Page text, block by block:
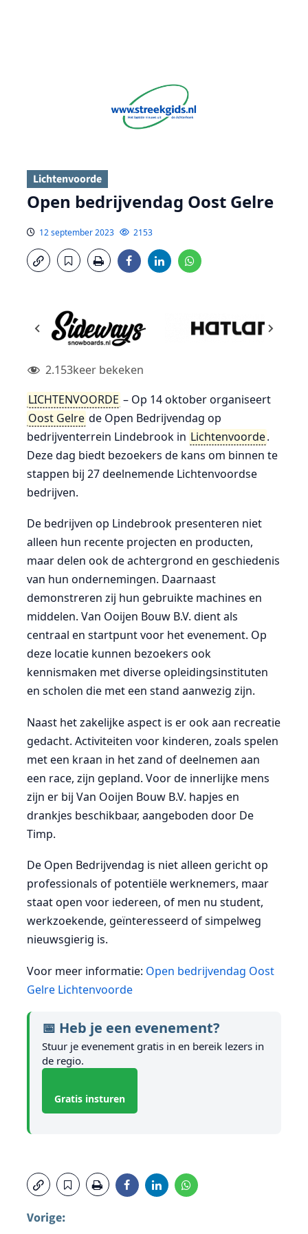
Lichtenvoorde
Open bedrijvendag Oost Gelre
12 september 2023 2153
2.153keer bekeken
LICHTENVOORDE – Op 14 oktober organiseert
Oost Gelre de Open Bedrijvendag op
bedrijventerrein Lindebrook in Lichtenvoorde.
Deze dag biedt bezoekers de kans om binnen te
stappen bij 27 deelnemende Lichtenvoordse
bedrijven.
De bedrijven op Lindebrook presenteren niet
alleen hun recente projecten en producten,
maar delen ook de achtergrond en geschiedenis
van hun ondernemingen. Daarnaast
demonstreren zij hun gebruikte machines en
middelen. Van Ooijen Bouw B.V. dient als
centraal en startpunt voor het evenement. Op
deze locatie kunnen bezoekers ook
kennismaken met diverse opleidingsinstituten
en scholen die met een stand aanwezig zijn.
Naast het zakelijke aspect is er ook aan recreatie
gedacht. Activiteiten voor kinderen, zoals spelen
met een kraan in het zand of deelnemen aan
een race, zijn gepland. Voor de innerlijke mens
zijn er bij Van Ooijen Bouw B.V. hapjes en
drankjes beschikbaar, aangeboden door De
Timp.
De Open Bedrijvendag is niet alleen gericht op
professionals of potentiële werknemers, maar
staat open voor iedereen, of men nu student,
werkzoekende, geïnteresseerd of simpelweg
nieuwsgierig is.
Voor meer informatie: Open bedrijvendag Oost
Gelre Lichtenvoorde
📅 Heb je een evenement?
Stuur je evenement gratis in en bereik lezers in
de regio.
Gratis insturen
Vorige: